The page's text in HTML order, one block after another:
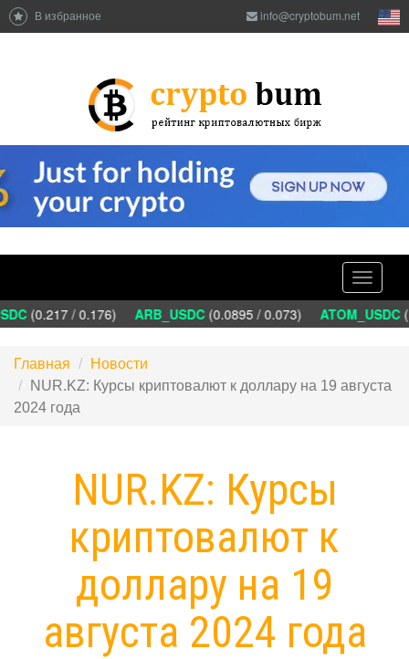
В избранное info@cryptobum.net
Toggle
(0.217 / 0.176) ARB_USDC(0.0895 / 0.073) ATOM_USDC
Главная
Новости
NUR.KZ: Курсы криптовалют к доллару на 19 августа
2024 года
NUR.KZ: Курсы
криптовалют к
доллару на 19
августа 2024 года